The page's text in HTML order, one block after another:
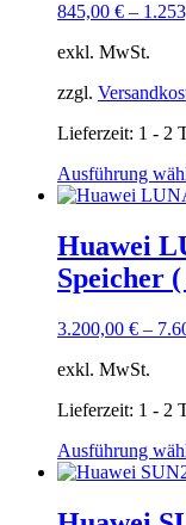
845,00 € –
exkl. MwSt.
zzgl.
Lieferzeit: 1 - 2
Ausführung
Huawei
Speicher
3.200,00 € –
exkl. MwSt.
Lieferzeit: 1 - 2
Ausführung